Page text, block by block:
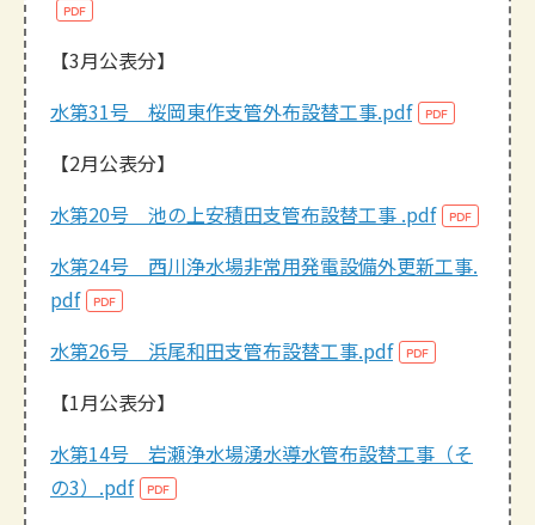
【3月公表分】
水第31号 桜岡東作支管外布設替工事.pdf
【2月公表分】
水第20号 池の上安積田支管布設替工事 .pdf
水第24号 西川浄水場非常用発電設備外更新工事.
pdf
水第26号 浜尾和田支管布設替工事.pdf
【1月公表分】
水第14号 岩瀬浄水場湧水導水管布設替工事（そ
の3）.pdf